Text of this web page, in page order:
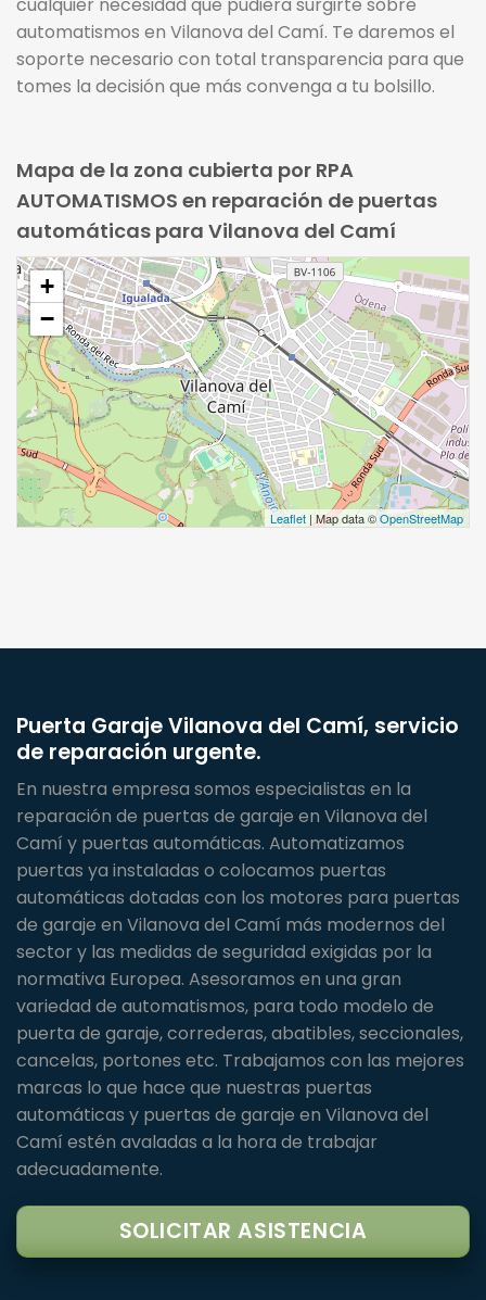
cualquier necesidad que pudiera surgirte sobre
automatismos en Vilanova del Camí. Te daremos el
soporte necesario con total transparencia para que
tomes la decisión que más convenga a tu bolsillo.
Mapa de la zona cubierta por RPA
AUTOMATISMOS en reparación de puertas
automáticas para Vilanova del Camí
+
−
Leaflet | Map data ©OpenStreetMap
Puerta Garaje Vilanova del Camí, servicio
de reparación urgente.
En nuestra empresa somos especialistas en la
reparación de puertas de garaje en Vilanova del
Camí y puertas automáticas. Automatizamos
puertas ya instaladas o colocamos puertas
automáticas dotadas con los motores para puertas
de garaje en Vilanova del Camí más modernos del
sector y las medidas de seguridad exigidas por la
normativa Europea. Asesoramos en una gran
variedad de automatismos, para todo modelo de
puerta de garaje, correderas, abatibles, seccionales,
cancelas, portones etc. Trabajamos con las mejores
marcas lo que hace que nuestras puertas
automáticas y puertas de garaje en Vilanova del
Camí estén avaladas a la hora de trabajar
adecuadamente.
SOLICITAR ASISTENCIA